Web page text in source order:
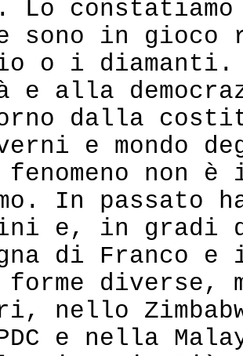
Lo
sono in
o i diamanti.
e alla
dalla
e mondo
fenomeno non
In
e, in gradi
di Franco
forme
nello
e nella